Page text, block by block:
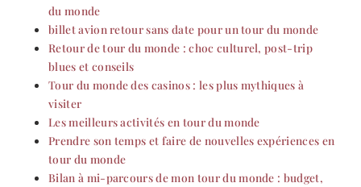
du monde
billet avion retour sans date pour un tour du monde
Retour de tour du monde : choc culturel, post-trip
blues et conseils
Tour du monde des casinos : les plus mythiques à
visiter
Les meilleurs activités en tour du monde
Prendre son temps et faire de nouvelles expériences en
tour du monde
Bilan à mi-parcours de mon tour du monde : budget,